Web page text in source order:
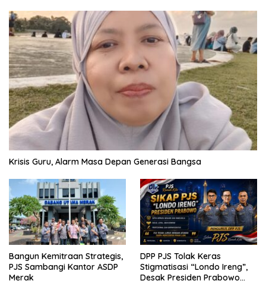
Krisis Guru, Alarm Masa Depan Generasi Bangsa
Bangun Kemitraan Strategis,
PJS Sambangi Kantor ASDP
Merak
DPP PJS Tolak Keras
Stigmatisasi “Londo Ireng”,
Desak Presiden Prabowo